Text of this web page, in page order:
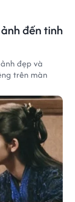
đến tinh
đẹp và
trên màn